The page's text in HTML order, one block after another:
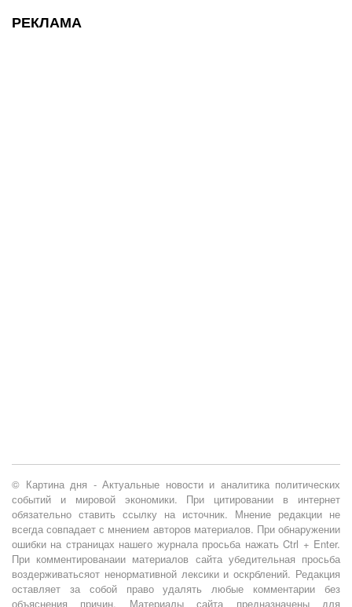
РЕКЛАМА
© Картина дня - Актуальные новости и аналитика политических
событий и мировой экономики. При цитировании в интернет
обязательно ставить ссылку на источник. Мнение редакции не
всегда совпадает с мнением авторов материалов. При обнаружении
ошибки на страницах нашего журнала просьба нажать Ctrl + Enter.
При комментированаии материалов сайта убедительная просьба
воздерживатьсяот ненормативной лексики и оскрблений. Редакция
оставляет за собой право удалять любые комментарии без
объяснения причин. Материалы сайта предназначены для